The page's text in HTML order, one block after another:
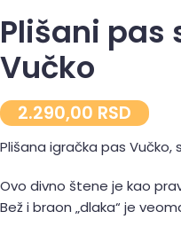
Plišani pas
Vučko
2.290,00 RSD
Plišana igračka pas Vučko,
Ovo divno štene je kao
Bež i braon „dlaka“ je